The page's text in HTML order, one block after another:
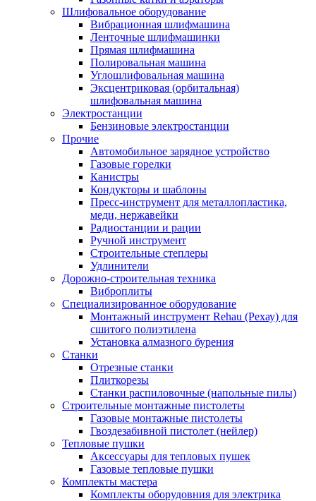
Шлифовальное оборудование
Вибрационная шлифмашина
Ленточные шлифмашинки
Прямая шлифмашина
Полировальная машина
Углошлифовальная машина
Эксцентриковая (орбитальная)
шлифовальная машина
Электростанции
Бензиновые электростанции
Прочие
Автомобильное зарядное устройство
Газовые горелки
Канистры
Кондукторы и шаблоны
Пресс-инструмент для металлопластика,
меди, нержавейки
Радиостанции и рации
Ручной инструмент
Строительные степлеры
Удлинители
Дорожно-строительная техника
Виброплиты
Специализированное оборудование
Монтажный инструмент Rehau (Рехау) для
сшитого полиэтилена
Установка алмазного бурения
Станки
Отрезные станки
Плиткорезы
Станки распиловочные (напольные пилы)
Строительные монтажные пистолеты
Газовые монтажные пистолеты
Гвоздезабивной пистолет (нейлер)
Тепловые пушки
Аксессуары для тепловых пушек
Газовые тепловые пушки
Комплекты мастера
Комплекты оборудовния для электрика